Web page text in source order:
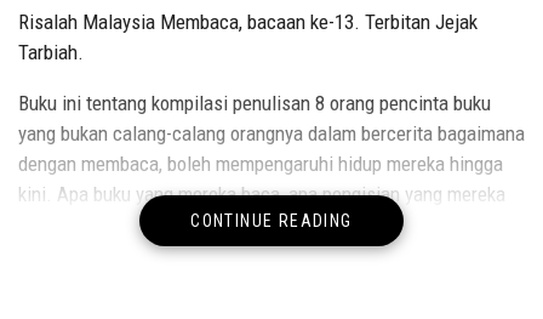
Risalah Malaysia Membaca, bacaan ke-13. Terbitan Jejak
Tarbiah.
Buku ini tentang kompilasi penulisan 8 orang pencinta buku
yang bukan calang-calang orangnya dalam bercerita bagaimana
dengan membaca, boleh mempengaruhi hidup mereka hingga
kini. Apa buku yang mereka baca, apa pengisian yang mereka
perolehi dan bagaimana begitu bersemangat untuk terus
membaca tanpa jemu. Ada pemangkin yang mereka pegang?.
CONTINUE READING